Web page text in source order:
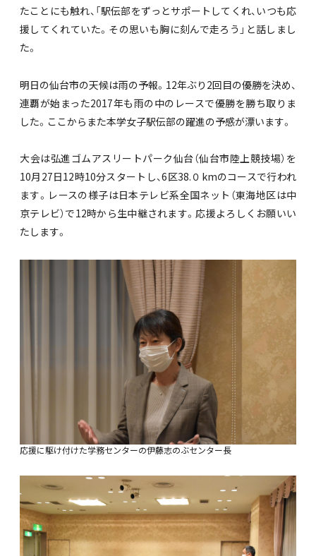
たことにも触れ、「駅伝部をずっとサポートしてくれ、いつも応
援してくれていた。その思いも胸に刻んで走ろう」と話しまし
た。
明日の仙台市の天候は雨の予報。12年ぶり2回目の優勝を決め、
連覇が始まった2017年も雨の中のレースで優勝を勝ち取りま
した。ここからまた本学女子駅伝部の躍進の予感が漂います。
大会は弘進ゴムアスリートパーク仙台（仙台市陸上競技場）を
10月27日12時10分スタートし、6区38.０kmのコースで行われ
ます。レースの様子は日本テレビ系全国ネット（東海地区は中
京テレビ）で12時から生中継されます。応援よろしくお願いい
たします。
応援に駆け付けた学務センターの伊藤志のぶセンター長